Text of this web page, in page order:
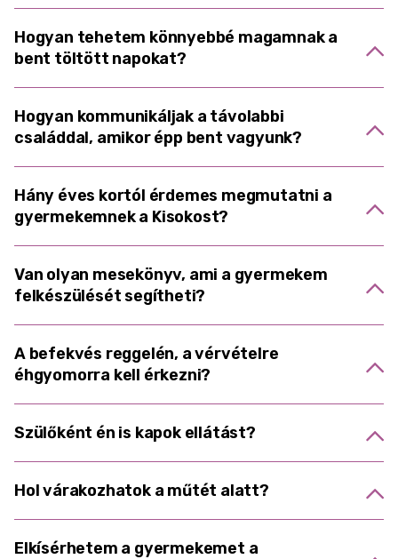
Hogyan tehetem könnyebbé magamnak a
bent töltött napokat?
Hogyan kommunikáljak a távolabbi
családdal, amikor épp bent vagyunk?
Hány éves kortól érdemes megmutatni a
gyermekemnek a Kisokost?
Van olyan mesekönyv, ami a gyermekem
felkészülését segítheti?
A befekvés reggelén, a vérvételre
éhgyomorra kell érkezni?
Szülőként én is kapok ellátást?
Hol várakozhatok a műtét alatt?
Elkísérhetem a gyermekemet a